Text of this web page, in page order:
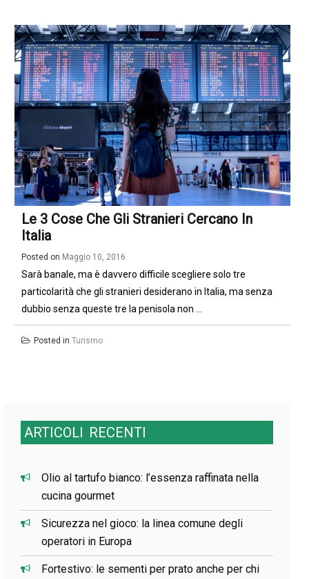
Le 3 Cose Che Gli Stranieri Cercano In
Italia
Posted on Maggio 10, 2016
Sarà banale, ma è davvero difficile scegliere solo tre
particolarità che gli stranieri desiderano in Italia, ma senza
dubbio senza queste tre la penisola non ...
Posted in Turismo
ARTICOLI RECENTI
Olio al tartufo bianco: l’essenza raffinata nella
cucina gourmet
Sicurezza nel gioco: la linea comune degli
operatori in Europa
Fortestivo: le sementi per prato anche per chi